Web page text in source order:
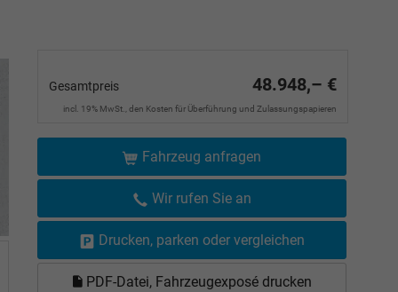
Gesamtpreis 48.948,– €
incl. 19% MwSt., den Kosten für Überführung und Zulassungspapieren
Fahrzeug anfragen
Wir rufen Sie an
Drucken, parken oder vergleichen
PDF-Datei, Fahrzeugexposé drucken